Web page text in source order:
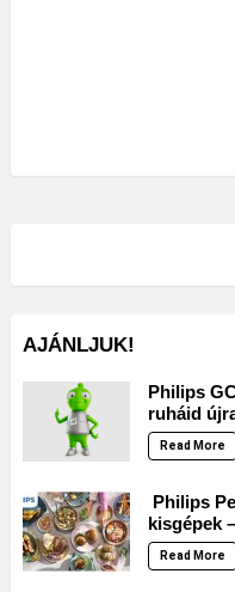
AJÁNLJUK!
Philips
ruháid
Read More
Philips
kisgépek
Read More